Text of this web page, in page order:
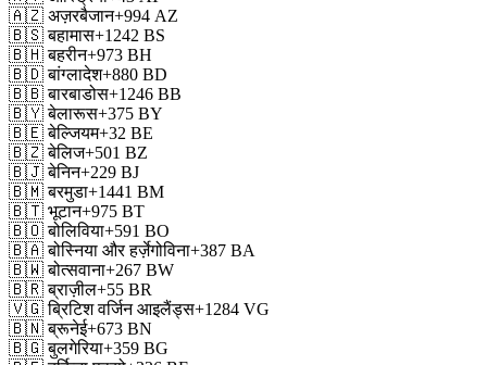
🇦🇿 अज़रबैजान+994 AZ
🇧🇸 बहामास+1242 BS
🇧🇭 बहरीन+973 BH
🇧🇩 बांग्लादेश+880 BD
🇧🇧 बारबाडोस+1246 BB
🇧🇾 बेलारूस+375 BY
🇧🇪 बेल्जियम+32 BE
🇧🇿 बेलिज+501 BZ
🇧🇯 बेनिन+229 BJ
🇧🇲 बरमुडा+1441 BM
🇧🇹 भूटान+975 BT
🇧🇴 बोलिविया+591 BO
🇧🇦 बोस्निया और हर्ज़ेगोविना+387 BA
🇧🇼 बोत्सवाना+267 BW
🇧🇷 ब्राज़ील+55 BR
🇻🇬 ब्रिटिश वर्जिन आइलैंड्स+1284 VG
🇧🇳 ब्रूनेई+673 BN
🇧🇬 बुलगेरिया+359 BG